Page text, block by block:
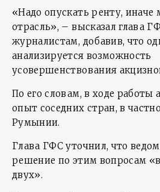
«Надо опускать ренту,
отрасль», – высказал глава
журналистам, добавив, что
анализируется возможность
усовершенствования
По его словам, в ходе работы
опыт соседних стран, в
Румынии.
Глава ГФС уточнил, что
решение по этим вопросам
двух».